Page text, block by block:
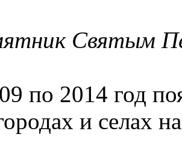
Святым
2014 год
и селах